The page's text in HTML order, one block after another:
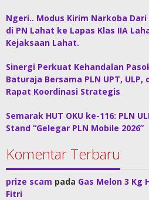
Ngeri.. Modus Kirim Narkoba
di PN Lahat ke Lapas Klas IIA
Kejaksaan Lahat.
Sinergi Perkuat Kehandalan
Baturaja Bersama PLN UPT, ULP,
Rapat Koordinasi Strategis
Semarak HUT OKU ke-116: PLN
Stand “Gelegar PLN Mobile 2026”
Komentar Terbaru
prize scam pada Gas Melon 3 Kg
Fitri